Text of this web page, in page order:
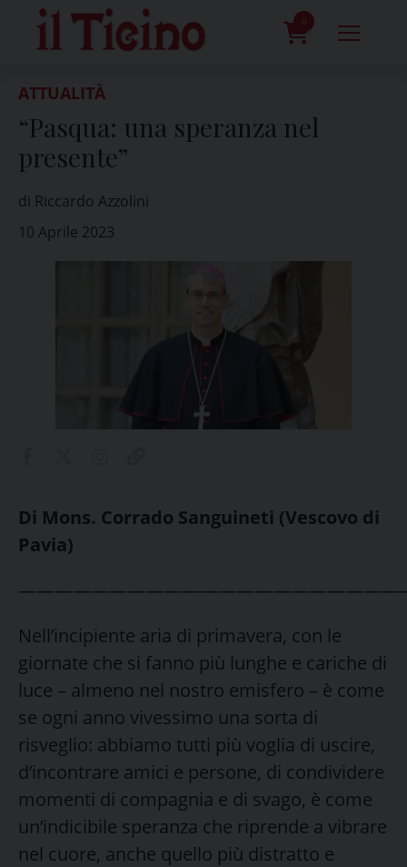
content
0
ATTUALITÀ
“Pasqua: una speranza nel
presente”
di Riccardo Azzolini
10 Aprile 2023
Di Mons. Corrado Sanguineti (Vescovo di
Pavia)
Nell’incipiente aria di primavera, con le
giornate che si fanno più lunghe e cariche di
luce – almeno nel nostro emisfero – è come
se ogni anno vivessimo una sorta di
risveglio: abbiamo tutti più voglia di uscire,
d’incontrare amici e persone, di condividere
momenti di compagnia e di svago, è come
un’indicibile speranza che riprende a vibrare
nel cuore, anche quello più distratto e